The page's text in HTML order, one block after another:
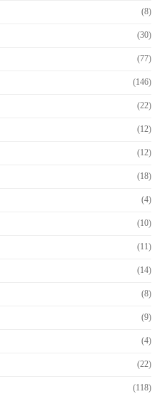
(8)
(30)
(77)
(146)
(22)
(12)
(12)
(18)
(4)
(10)
(11)
(14)
(8)
(9)
(4)
(22)
(118)